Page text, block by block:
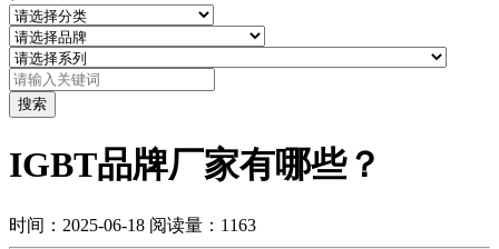
搜索
IGBT品牌厂家有哪些？
时间：2025-06-18 阅读量：1163